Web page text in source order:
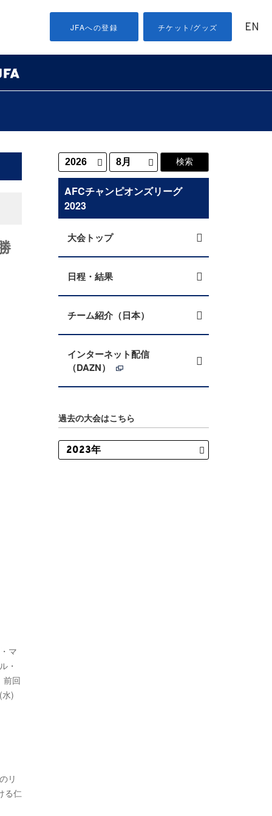
JFAへの登録 チケット/グッズ EN
マ
・
前回
)
リ
る仁
AFCチャンピオンズリーグ
2023
大会トップ
日程・結果
チーム紹介（日本）
インターネット配信
（DAZN）
過去の大会はこちら